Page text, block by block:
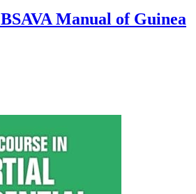
BSAVA Manual of Guinea